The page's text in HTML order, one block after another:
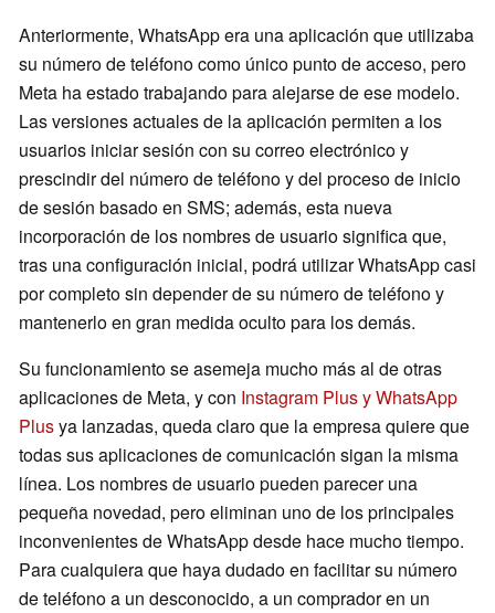
Anteriormente, WhatsApp era una aplicación que utilizaba
su número de teléfono como único punto de acceso, pero
Meta ha estado trabajando para alejarse de ese modelo.
Las versiones actuales de la aplicación permiten a los
usuarios iniciar sesión con su correo electrónico y
prescindir del número de teléfono y del proceso de inicio
de sesión basado en SMS; además, esta nueva
incorporación de los nombres de usuario significa que,
tras una configuración inicial, podrá utilizar WhatsApp casi
por completo sin depender de su número de teléfono y
mantenerlo en gran medida oculto para los demás.
Su funcionamiento se asemeja mucho más al de otras
aplicaciones de Meta, y con Instagram Plus y WhatsApp
Plusya lanzadas, queda claro que la empresa quiere que
todas sus aplicaciones de comunicación sigan la misma
línea. Los nombres de usuario pueden parecer una
pequeña novedad, pero eliminan uno de los principales
inconvenientes de WhatsApp desde hace mucho tiempo.
Para cualquiera que haya dudado en facilitar su número
de teléfono a un desconocido, a un comprador en un